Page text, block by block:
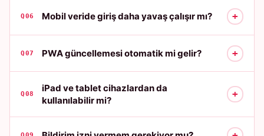
Q06 Mobil veride giriş daha yavaş çalışır mı? +
Q07 PWA güncellemesi otomatik mi gelir? +
Q08
iPad ve tablet cihazlardan da
kullanılabilir mi?
+